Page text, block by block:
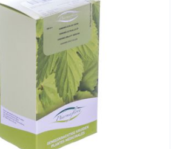
mm
Kamertemperatuur (15°C - 25°C)